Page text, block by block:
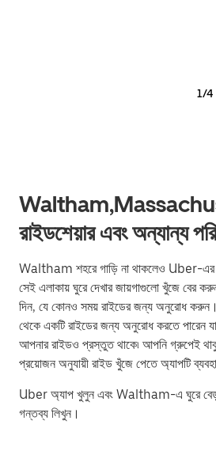
1/4
রাইডশেয়ার এবং অন্যান্য
Waltham শহরে গাড়ি না থাকলেও Uber-এর
সেই এলাকায় ঘুরে দেখার জায়গাগুলো খুঁজে বের
দিন, যে কোনও সময় রাইডের জন্য অনুরোধ
থেকে একটি রাইডের জন্য অনুরোধ করতে পারেন
আপনার রাইডও প্রস্তুত থাকে৷ আপনি গ্রুপেই
প্রয়োজন অনুযায়ী রাইড খুঁজে পেতে অ্যাপটি
Uber অ্যাপ খুলুন এবং Waltham-এ ঘুরে
গন্তব্য লিখুন।